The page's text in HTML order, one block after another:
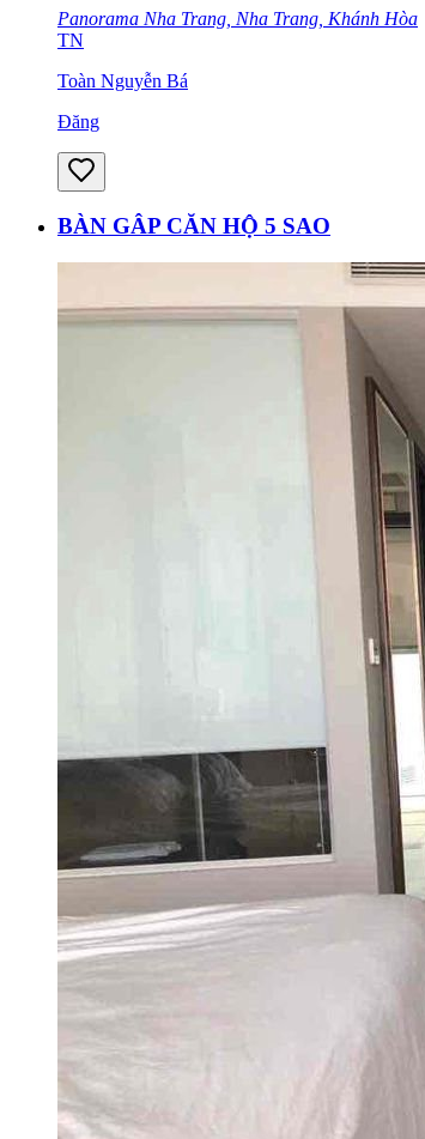
Panorama Nha Trang, Nha Trang, Khánh Hòa
TN
Toàn Nguyễn Bá
Đăng
BÀN GÂP CĂN HỘ 5 SAO